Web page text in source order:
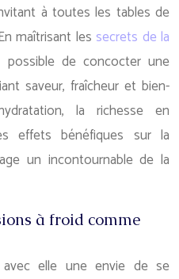
à toutes les tables de
maîtrisant les secrets de la
de concocter une
saveur, fraîcheur et bien-
la richesse en
effets bénéfiques sur la
un incontournable de la
à froid comme
elle une envie de se